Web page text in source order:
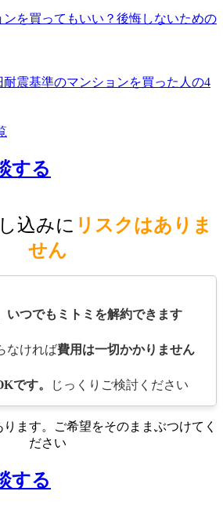
ンを買ってもいい？後悔しないための
震基準のマンションを買った人の4
する
込みに リスクはありま
せん
いつでもミトミを解約できます
なければ費用は一切かかりません
です。 じっくりご検討ください
ります。ご希望をそのままぶつけてく
ださい
する